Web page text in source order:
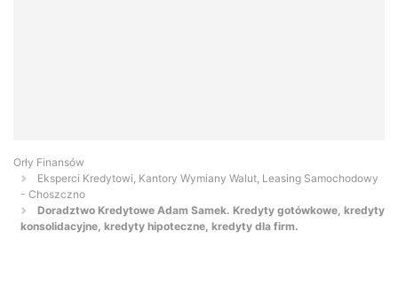
Orły Finansów
Eksperci Kredytowi, Kantory Wymiany Walut, Leasing Samochodowy
- Choszczno
Doradztwo Kredytowe Adam Samek. Kredyty gotówkowe, kredyty
konsolidacyjne, kredyty hipoteczne, kredyty dla firm.